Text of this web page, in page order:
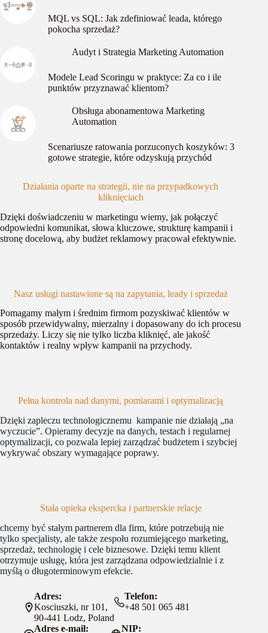
MQL vs SQL: Jak zdefiniować leada, którego
pokocha sprzedaż?
Audyt i Strategia Marketing Automation
Modele Lead Scoringu w praktyce: Za co i ile
punktów przyznawać klientom?
Obsługa abonamentowa Marketing
Automation
Scenariusze ratowania porzuconych koszyków: 3
gotowe strategie, które odzyskują przychód
Działania oparte na strategii, nie na przypadkowych
kliknięciach
Dzięki doświadczeniu w marketingu wiemy, jak połączyć
odpowiedni komunikat, słowa kluczowe, strukturę kampanii i
stronę docelową, aby budżet reklamowy pracował efektywnie.
Nasz usługi nastawione są na zapytania, leady i sprzedaż
Pomagamy małym i średnim firmom pozyskiwać klientów w
sposób przewidywalny, mierzalny i dopasowany do ich procesu
sprzedaży. Liczy się nie tylko liczba kliknięć, ale jakość
kontaktów i realny wpływ kampanii na przychody.
Pełna kontrola nad danymi, pomiarami i optymalizacją
Dzięki zapleczu technologicznemu kampanie nie działają „na
wyczucie”. Opieramy decyzje na danych, testach i regularnej
optymalizacji, co pozwala lepiej zarządzać budżetem i szybciej
wykrywać obszary wymagające poprawy.
Stała opieka ekspercka i partnerskie relacje
chcemy być stałym partnerem dla firm, które potrzebują nie
tylko specjalisty, ale także zespołu rozumiejącego marketing,
sprzedaż, technologię i cele biznesowe. Dzięki temu klient
otrzymuje usługę, która jest zarządzana odpowiedzialnie i z
myślą o długoterminowym efekcie.
Adres:
Kosciuszki, nr 101,
90-441 Lodz, Poland
Telefon:
+48 501 065 481
Adres e-mail: NIP: